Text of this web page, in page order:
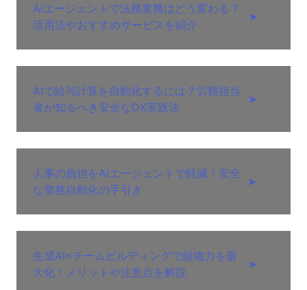
AIエージェントで法務業務はどう変わる？
活用法やおすすめサービスを紹介
➤
AIで給与計算を自動化するには？労務担当
者が知るべき安全なDX実践法
➤
人事の負担をAIエージェントで軽減！安全
な業務自動化の手引き
➤
生成AI×チームビルディングで組織力を最
大化！メリットや注意点を解説
➤